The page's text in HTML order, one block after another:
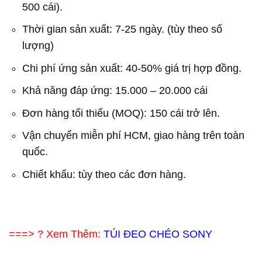
500 cái).
Thời gian sản xuất: 7-25 ngày. (tùy theo số
lượng)
Chi phí ứng sản xuất: 40-50% giá trị hợp đồng.
Khả năng đáp ứng: 15.000 – 20.000 cái
Đơn hàng tối thiểu (MOQ): 150 cái trở lên.
Vận chuyển miễn phí HCM, giao hàng trên toàn
quốc.
Chiết khấu: tùy theo các đơn hàng.
===> ? Xem Thêm: TÚI ĐEO CHÉO SONY